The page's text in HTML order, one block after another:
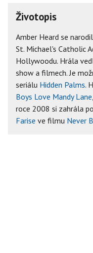
Životopis
Amber Heard se
St. Michael's Catholic
Hollywoodu. Hrála
show a filmech. Je
seriálu Hidden Palms.
Boys Love Mandy Lane
roce 2008 si zahrála
Farise ve filmu Never